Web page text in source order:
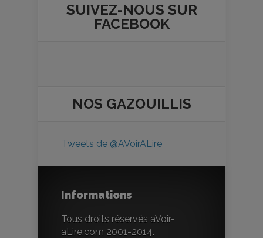
SUIVEZ-NOUS SUR
FACEBOOK
NOS GAZOUILLIS
Tweets de @AVoirALire
Informations
Tous droits réservés aVoir-
aLire.com 2001-2014.